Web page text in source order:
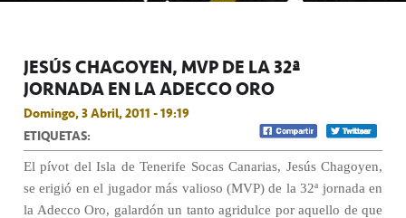
JESÚS CHAGOYEN, MVP DE LA 32ª
JORNADA EN LA ADECCO ORO
Domingo, 3 Abril, 2011 - 19:19
ETIQUETAS:
El pívot del Isla de Tenerife Socas Canarias, Jesús Chagoyen,
se erigió en el jugador más valioso (MVP) de la 32ª jornada en
la Adecco Oro, galardón un tanto agridulce por aquello de que